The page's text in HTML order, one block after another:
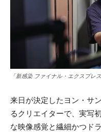
「新感染 ファイナル・エクスプレ
来日が決定したヨン・サ
るクリエイターで、実写
な映像感覚と繊細かつド